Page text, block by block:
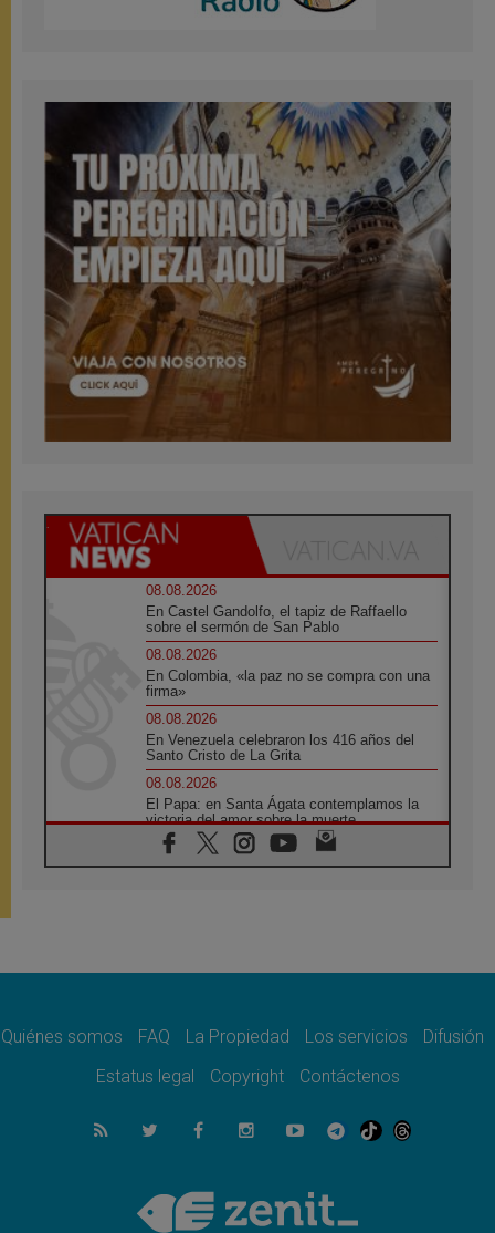
08.08.2026
En Castel Gandolfo, el tapiz de Raffaello
sobre el sermón de San Pablo
08.08.2026
En Colombia, «la paz no se compra con una
firma»
08.08.2026
En Venezuela celebraron los 416 años del
Santo Cristo de La Grita
08.08.2026
El Papa: en Santa Ágata contemplamos la
victoria del amor sobre la muerte
08.08.2026
León XIV visitará el Santuario de la Madre
07.08.2026
07.08.2026
el compromiso del cristiano"
La matanza de niños en Gaza no cesa: 300
muertos en 300 días
Tagle: La guerra desfigura el mundo, solo la
revelación de Dios lo transfigura
Quiénes somos FAQ La Propiedad Los servicios
Difusión
Estatus legal
Copyright Contáctenos